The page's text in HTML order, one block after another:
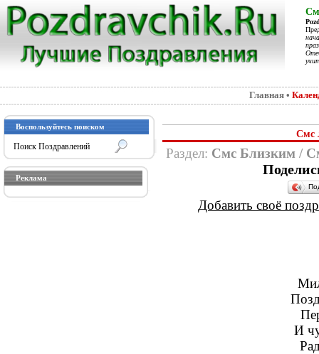
Главная •
Воспользуйтесь поиском
Реклама
Смс
Раздел: Смс Близким /
Добавить своё
И